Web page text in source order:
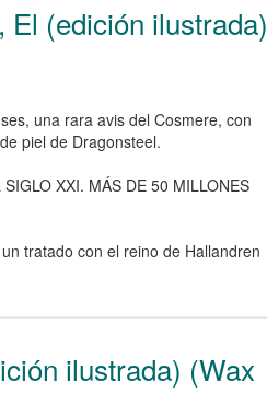
El (edición ilustrada)
una rara avis del Cosmere, con
piel de Dragonsteel.
XXI. MÁS DE 50 MILLONES
tratado con el reino de Hallandren
ilustrada) (Wax